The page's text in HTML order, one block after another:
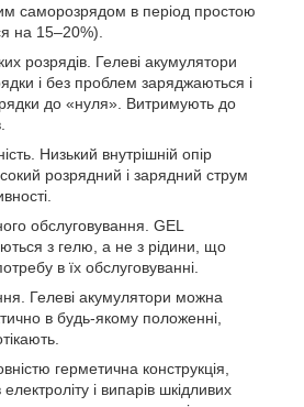
саморозрядом в період простою
на 15–20%).
розрядів. Гелеві акумулятори
і без проблем заряджаються і
до «нуля». Витримують до
Низький внутрішній опір
розрядний і зарядний струм
обслуговування. GEL
з гелю, а не з рідини, що
в їх обслуговуванні.
Гелеві акумулятори можна
в будь-якому положенні,
герметична конструкція,
і випарів шкідливих